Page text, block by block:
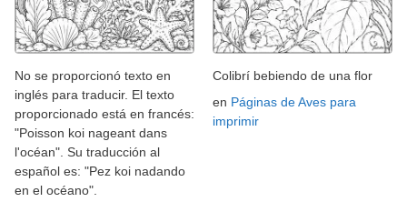
No se proporcionó texto en
inglés para traducir. El texto
proporcionado está en francés:
"Poisson koi nageant dans
l'océan". Su traducción al
español es: "Pez koi nadando
en el océano".
Colibrí bebiendo de una flor
en Páginas de Aves para
imprimir